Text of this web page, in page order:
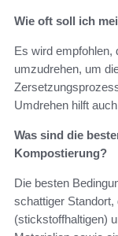
Wie oft soll ich
Es wird empfohlen,
umzudrehen, um
Umdrehen hilft
Was sind die
Kompostierung?
Die besten
schattiger
(stickstoffhaltigen)